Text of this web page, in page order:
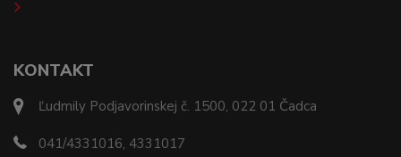
KONTAKT
Ľudmily Podjavorinskej č. 1500, 022 01 Čadca
041/4331016, 4331017